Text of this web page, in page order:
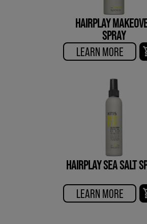
HAIRPLAY
SPRAY
LEARN MORE
HAIRPLAY SEA SALT
LEARN MORE